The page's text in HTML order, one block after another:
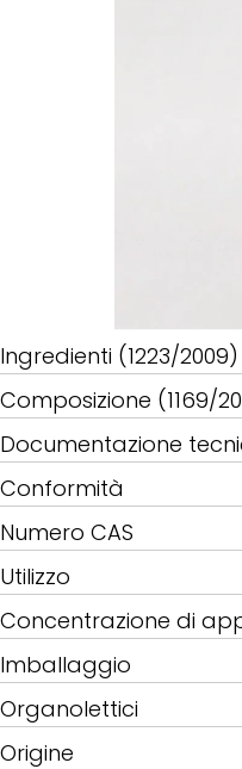
Ingredienti (1223/
Composizione (1169/
Documentazione
Conformità
Numero CAS
Utilizzo
Concentrazione di
Imballaggio
Organolettici
Origine